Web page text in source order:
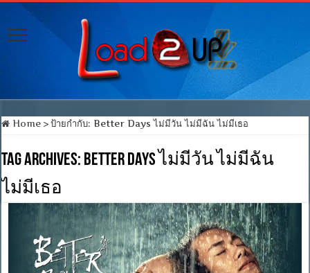
Home > ป้ายกำกับ:Better Days ไม่มีวัน ไม่มีฉัน ไม่มีเธอ
Tag Archives: Better Days ไม่มีวัน ไม่มีฉัน
ไม่มีเธอ